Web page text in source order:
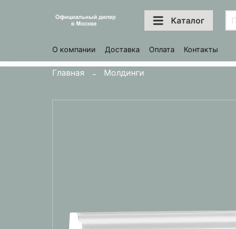
Каталог
О компании Доставка Оплата Контакты
Главная Молдинги